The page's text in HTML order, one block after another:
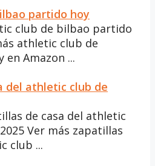
partido hoy
club de bilbao partido
athletic club de
Amazon ...
del athletic club de
de casa del athletic
Ver más zapatillas
club ...